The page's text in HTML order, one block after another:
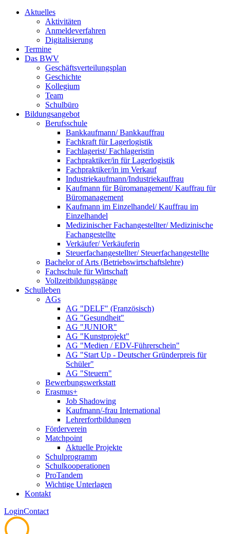
Aktuelles
Aktivitäten
Anmeldeverfahren
Digitalisierung
Termine
Das BWV
Geschäftsverteilungsplan
Geschichte
Kollegium
Team
Schulbüro
Bildungsangebot
Berufsschule
Bankkaufmann/ Bankkauffrau
Fachkraft für Lagerlogistik
Fachlagerist/ Fachlageristin
Fachpraktiker/in für Lagerlogistik
Fachpraktiker/in im Verkauf
Industriekaufmann/Industriekauffrau
Kaufmann für Büromanagement/ Kauffrau für
Büromanagement
Kaufmann im Einzelhandel/ Kauffrau im
Einzelhandel
Medizinischer Fachangestellter/ Medizinische
Fachangestellte
Verkäufer/ Verkäuferin
Steuerfachangestellter/ Steuerfachangestellte
Bachelor of Arts (Betriebswirtschaftslehre)
Fachschule für Wirtschaft
Vollzeitbildungsgänge
Schulleben
AGs
AG "DELF" (Französisch)
AG "Gesundheit"
AG "JUNIOR"
AG "Kunstprojekt"
AG "Medien / EDV-Führerschein"
AG "Start Up - Deutscher Gründerpreis für
Schüler"
AG "Steuern"
Bewerbungswerkstatt
Erasmus+
Job Shadowing
Kaufmann/-frau International
Lehrerfortbildungen
Förderverein
Matchpoint
Aktuelle Projekte
Schulprogramm
Schulkooperationen
ProTandem
Wichtige Unterlagen
Kontakt
LoginContact